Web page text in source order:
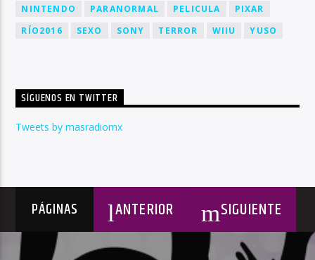
NINTENDO
PARANORMAL PELICULA
PIXAR
RÍO2016
SEXO SONY TERROR WIIU YUSO
SÍGUENOS EN TWITTER
Tweets by masradiomx
PÁGINAS ANTERIOR SIGUIENTE